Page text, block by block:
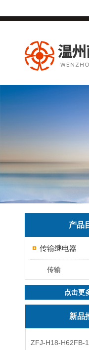
产品
传输继电器
传输
点击更
新品